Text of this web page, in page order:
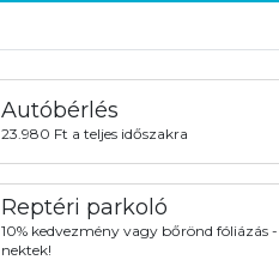
Autóbérlés
23.980 Ft a teljes időszakra
Reptéri parkoló
10% kedvezmény vagy bőrönd fóliázás -
nektek!